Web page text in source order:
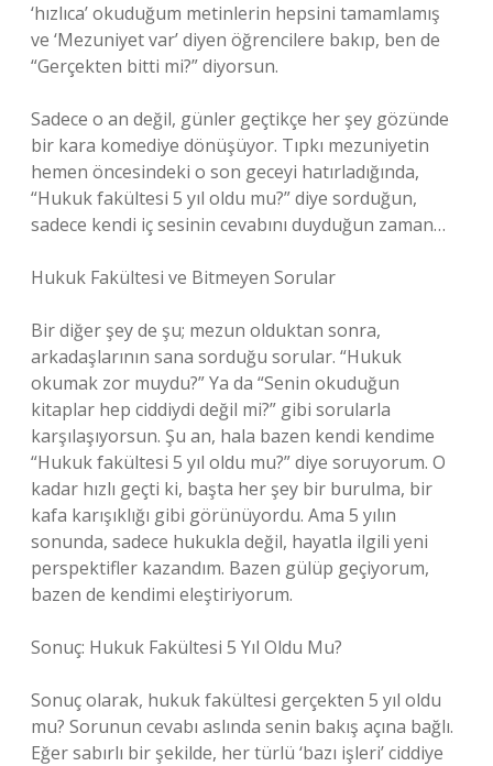
‘hızlıca’ okuduğum metinlerin hepsini tamamlamış
ve ‘Mezuniyet var’ diyen öğrencilere bakıp, ben de
“Gerçekten bitti mi?” diyorsun.
Sadece o an değil, günler geçtikçe her şey gözünde
bir kara komediye dönüşüyor. Tıpkı mezuniyetin
hemen öncesindeki o son geceyi hatırladığında,
“Hukuk fakültesi 5 yıl oldu mu?” diye sorduğun,
sadece kendi iç sesinin cevabını duyduğun zaman…
Hukuk Fakültesi ve Bitmeyen Sorular
Bir diğer şey de şu; mezun olduktan sonra,
arkadaşlarının sana sorduğu sorular. “Hukuk
okumak zor muydu?” Ya da “Senin okuduğun
kitaplar hep ciddiydi değil mi?” gibi sorularla
karşılaşıyorsun. Şu an, hala bazen kendi kendime
“Hukuk fakültesi 5 yıl oldu mu?” diye soruyorum. O
kadar hızlı geçti ki, başta her şey bir burulma, bir
kafa karışıklığı gibi görünüyordu. Ama 5 yılın
sonunda, sadece hukukla değil, hayatla ilgili yeni
perspektifler kazandım. Bazen gülüp geçiyorum,
bazen de kendimi eleştiriyorum.
Sonuç: Hukuk Fakültesi 5 Yıl Oldu Mu?
Sonuç olarak, hukuk fakültesi gerçekten 5 yıl oldu
mu? Sorunun cevabı aslında senin bakış açına bağlı.
Eğer sabırlı bir şekilde, her türlü ‘bazı işleri’ ciddiye